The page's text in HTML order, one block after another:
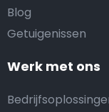
Blog
Getuigenissen
Werk met ons